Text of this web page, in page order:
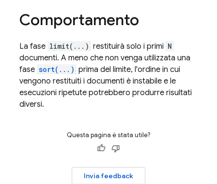
Comportamento
La fase limit(...) restituirà solo i primi N
documenti. A meno che non venga utilizzata una
fase sort(...) prima del limite, l'ordine in cui
vengono restituiti i documenti è instabile e le
esecuzioni ripetute potrebbero produrre risultati
diversi.
Questa pagina è stata utile?
Invia feedback